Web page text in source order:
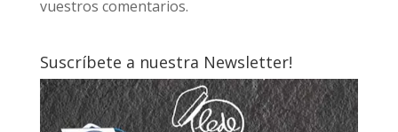
vuestros comentarios.
Suscríbete a nuestra Newsletter!